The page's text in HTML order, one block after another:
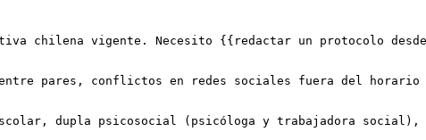
chilena vigente. Necesito {{redactar un
pares, conflictos en redes sociales fuera del
dupla psicosocial (psicóloga y trabajadora social),